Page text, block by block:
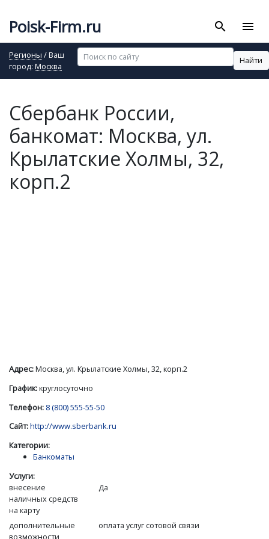
Poisk-Firm.ru search menu
Регионы / Ваш
город: Москва
Найти
Сбербанк России,
банкомат: Москва, ул.
Крылатские Холмы, 32,
корп.2
Адрес:Москва, ул. Крылатские Холмы, 32, корп.2
График:круглосуточно
Телефон: 8 (800) 555-55-50
Сайт:http://www.sberbank.ru
Категории:
Банкоматы
Услуги:
внесение
наличных средств
на карту
Да
дополнительные
возможности
оплата услуг сотовой связи